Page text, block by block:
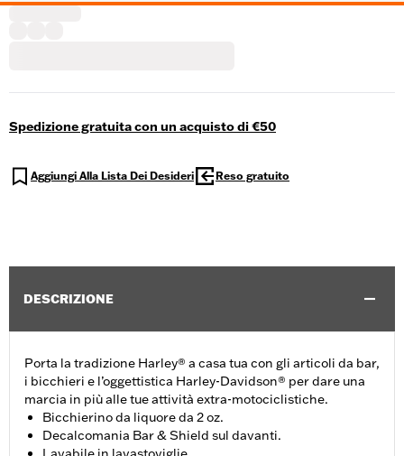
Spedizione gratuita con un acquisto di €50
Aggiungi Alla Lista Dei Desideri Reso gratuito
DESCRIZIONE
Porta la tradizione Harley® a casa tua con gli articoli da bar,
i bicchieri e l’oggettistica Harley-Davidson® per dare una
marcia in più alle tue attività extra-motociclistiche.
Bicchierino da liquore da 2 oz.
Decalcomania Bar & Shield sul davanti.